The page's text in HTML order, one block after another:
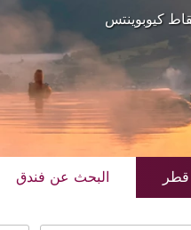
كيوبوينتس
البحث عن فندق